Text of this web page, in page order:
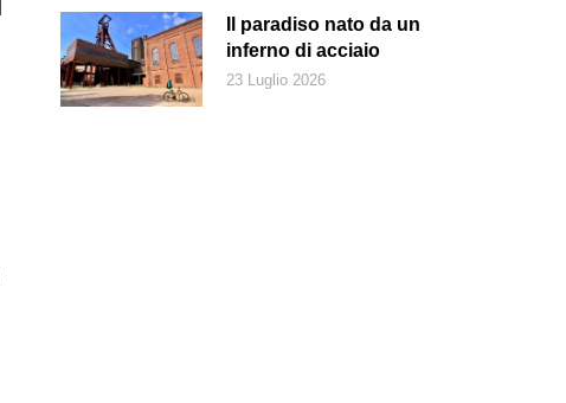
Il paradiso nato da un
inferno di acciaio
23 Luglio 2026